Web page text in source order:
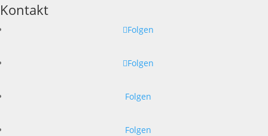
Kontakt
Folgen
Folgen
Folgen
Folgen